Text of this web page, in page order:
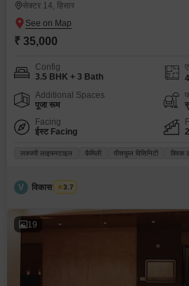
सेक्टर 14, हिसार
₹ 35,000
Config
3.5 BHK + 3 Bath
Additional Spaces
पूजा रूम
Facing
ईस्ट Facing
लक्जरी लाइफस्टाइल फ़ैमिली पीसफुल विसिनिटी क्विक
V विकास भारद्वाज
3.7
19